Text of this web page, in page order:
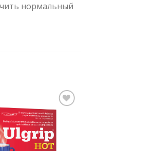
нормальный
Pievienot vēlmju
sarakstam